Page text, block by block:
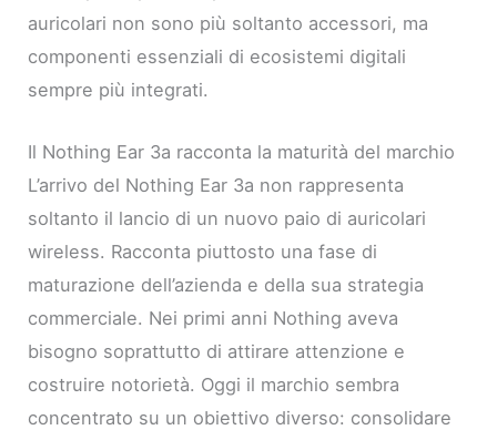
auricolari non sono più soltanto accessori, ma
componenti essenziali di ecosistemi digitali
sempre più integrati.
Il Nothing Ear 3a racconta la maturità del marchio
L’arrivo del Nothing Ear 3a non rappresenta
soltanto il lancio di un nuovo paio di auricolari
wireless. Racconta piuttosto una fase di
maturazione dell’azienda e della sua strategia
commerciale. Nei primi anni Nothing aveva
bisogno soprattutto di attirare attenzione e
costruire notorietà. Oggi il marchio sembra
concentrato su un obiettivo diverso: consolidare